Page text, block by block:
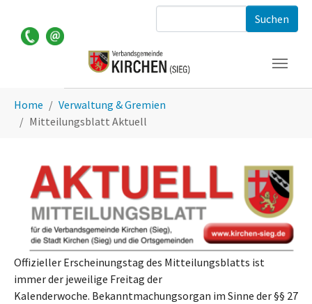
Home
Verwaltung & Gremien
Mitteilungsblatt Aktuell
Offizieller Erscheinungstag des Mitteilungsblatts ist
immer der jeweilige Freitag der
Kalenderwoche. Bekanntmachungsorgan im Sinne der §§ 27